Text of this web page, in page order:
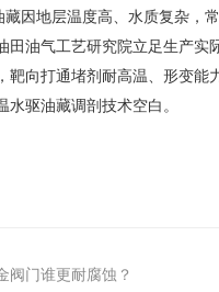
因地层温度高、水质复杂，
田油气工艺研究院立足生产实
靶向打通堵剂耐高温、形变
驱油藏调剖技术空白。
阀门谁更耐腐蚀？